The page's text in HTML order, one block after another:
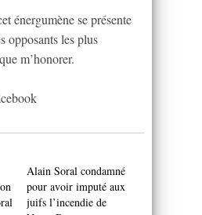
énergumène se présente
opposants les plus
m’honorer.
Alain Soral condamné
pour avoir imputé aux
juifs l’incendie de